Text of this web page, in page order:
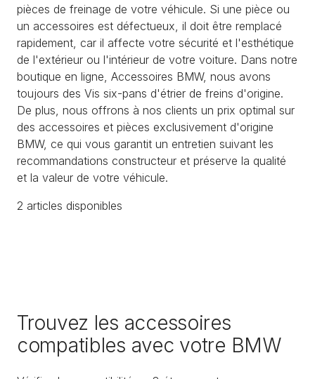
pièces de freinage de votre véhicule. Si une pièce ou
un accessoires est défectueux, il doit être remplacé
rapidement, car il affecte votre sécurité et l'esthétique
de l'extérieur ou l'intérieur de votre voiture. Dans notre
boutique en ligne, Accessoires BMW, nous avons
toujours des Vis six-pans d'étrier de freins d'origine.
De plus, nous offrons à nos clients un prix optimal sur
des accessoires et pièces exclusivement d'origine
BMW, ce qui vous garantit un entretien suivant les
recommandations constructeur et préserve la qualité
et la valeur de votre véhicule.
2 articles disponibles
Trouvez les accessoires
compatibles avec votre BMW